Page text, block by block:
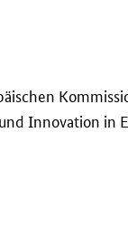
Innovation in